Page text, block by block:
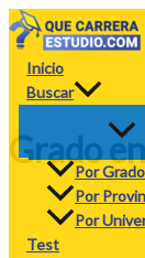
Ir
al
contenido
Inicio
Buscar
Por
Por
Por
Test
Grado